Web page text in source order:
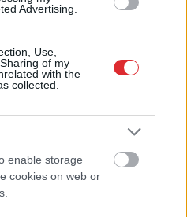
Advertising.
Use,
of my
with the
collected.
enable storage
cookies on web or
rīkoties tā,
šķiet pareizi
Ziņot